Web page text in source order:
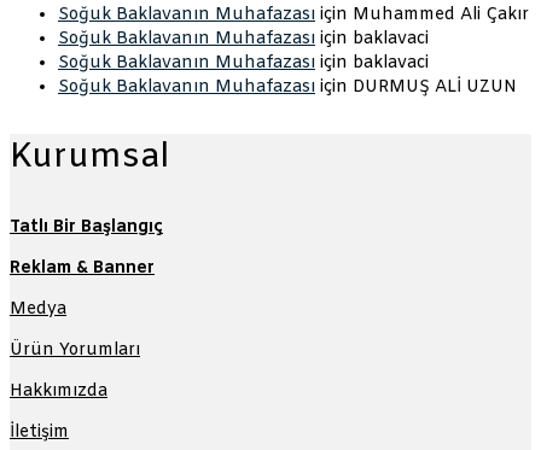
Soğuk Baklavanın Muhafazası için Muhammed Ali Çakır
Soğuk Baklavanın Muhafazası için baklavaci
Soğuk Baklavanın Muhafazası için baklavaci
Soğuk Baklavanın Muhafazası için DURMUŞ ALİ UZUN
Kurumsal
Tatlı Bir Başlangıç
Reklam & Banner
Medya
Ürün Yorumları
Hakkımızda
İletişim